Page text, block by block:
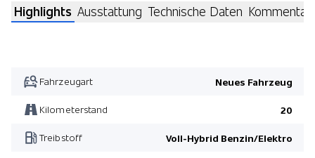
Highlights Ausstattung Technische Daten Kommentar
Fahrzeugart Neues Fahrzeug
Kilometerstand 20
Treibstoff Voll-Hybrid Benzin/Elektro